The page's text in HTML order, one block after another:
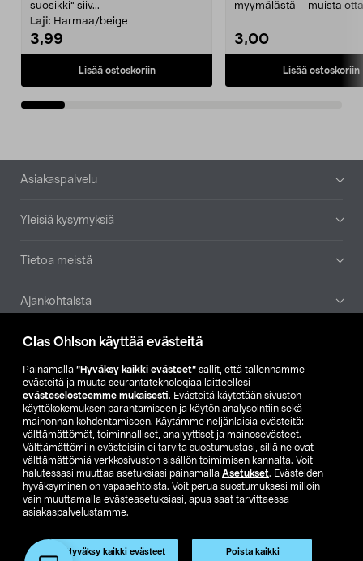
Clas Ohlson käyttää evästeitä
Painamalla ”Hyväksy kaikki evästeet” sallit, että tallennamme
evästeitä ja muuta seurantateknologiaa laitteellesi
evästeselosteemme mukaisesti. Evästeitä käytetään sivuston
käyttökokemuksen parantamiseen ja käytön analysointiin sekä
mainonnan kohdentamiseen. Käytämme neljänlaisia evästeitä:
välttämättömät, toiminnalliset, analyyttiset ja mainosevästeet.
Välttämättömiin evästeisiin ei tarvita suostumustasi, sillä ne ovat
välttämättömiä verkkosivuston sisällön toimimisen kannalta. Voit
halutessasi muuttaa asetuksiasi painamalla Asetukset. Evästeiden
hyväksyminen on vapaaehtoista. Voit perua suostumuksesi milloin
vain muuttamalla evästeasetuksiasi, apua saat tarvittaessa
asiakaspalvelustamme.
Hyväksy kaikki evästeet Poista kaikki
suosikki" siiv...
Laji: Harmaa/beige
3,99
Lisää ostoskoriin
myymälästä – muista
3,00
Lisää ostoskoriin
Alatunniste
Asiakaspalvelu
Yleisiä kysymyksiä
Tietoa meistä
Ajankohtaista
Muut yrityksemme
Etsi myymälä
SE NO FI
FI SV
Club Clas Ostoehdot Tietosuojaseloste